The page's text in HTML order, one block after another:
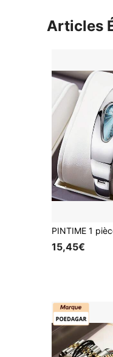
Articles
15,45€